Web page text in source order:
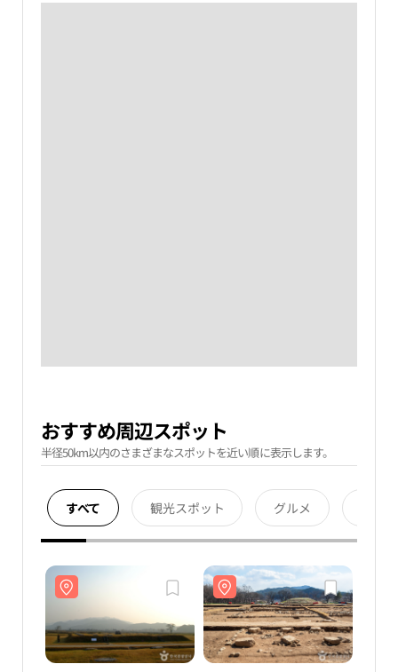
おすすめ周辺スポット
半径50km以内のさまざまなスポットを近い順に表示します。
すべて 観光スポット グルメ